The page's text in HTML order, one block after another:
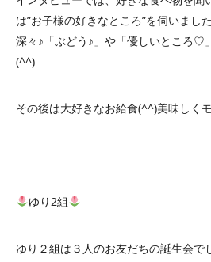
は”お子様の好きなところ”を伺いまし
深々♪「ぶどう♪」や「優しいところ♡
(^^)
その後は大好きなお給食(^^)美味しく
ゆり2組
ゆり２組は３人のお友だちの誕生会で